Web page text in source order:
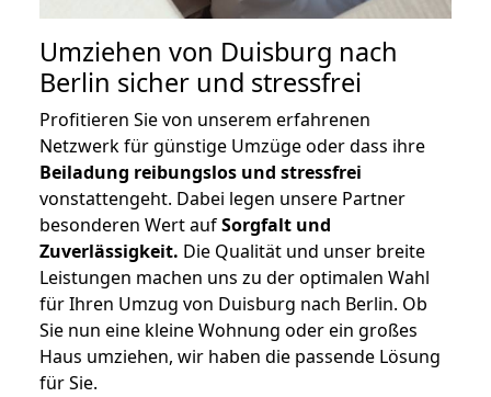
Umziehen von Duisburg nach
Berlin sicher und stressfrei
Profitieren Sie von unserem erfahrenen
Netzwerk für günstige Umzüge oder dass ihre
Beiladung reibungslos und stressfrei
vonstattengeht. Dabei legen unsere Partner
besonderen Wert aufSorgfalt und
Zuverlässigkeit. Die Qualität und unser breite
Leistungen machen uns zu der optimalen Wahl
für Ihren Umzug von Duisburg nach Berlin. Ob
Sie nun eine kleine Wohnung oder ein großes
Haus umziehen, wir haben die passende Lösung
für Sie.